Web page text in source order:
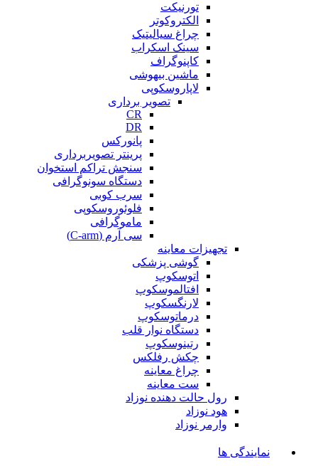
تورنیکت
الکتروکوتر
چراغ سیالیتیک
سینک اسکراب
کاپنوگراف
ماشین بیهوشی
لاپاروسکوپی
تصویر برداری
CR
DR
پانورکس
پرینتر تصویربرداری
سنجش تراکم استخوان
دستگاه سونوگرافی
سرب کوبی
فلوئوروسکوپی
ماموگرافی
سی آرم (C-arm)
تجهیزات معاینه
گوشی پزشکی
اتوسکوپ
افتالموسکوپ
لارنگسکوپ
درماتوسکوپ
دستگاه نوار قلب
رتینوسکوپ
چکش رفلکس
چراغ معاینه
ست معاینه
رول حالت دهنده نوزاد
هود نوزاد
وارمر نوزاد
نمایندگی ها